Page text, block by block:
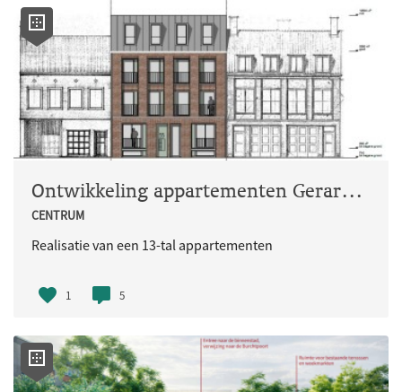
Ontwikkeling appartementen Gerard Noodtstraat / Derde Walstraat Nijmegen
CENTRUM
Realisatie van een 13-tal appartementen
1 5